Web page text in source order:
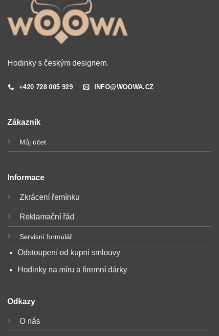
Hodinky s českým designem.
+420 728 005 929 INFO@WOOWA.CZ
Zákazník
Můj účet
Informace
Zkrácení řemínku
Reklamační řád
Servisní formulář
Odstoupení od kupní smlouvy
Hodinky na míru a firemní dárky
Odkazy
O nás